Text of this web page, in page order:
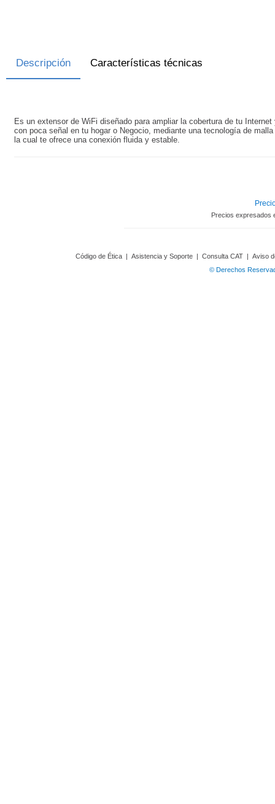
Descripción Características técnicas
Es un extensor de WiFi diseñado para ampliar la cobertura de tu
con poca señal en tu hogar o Negocio, mediante una tecnología de
la cual te ofrece una conexión fluida y estable.
Precios expresados
Código de Ética | Asistencia y Soporte | Consulta CAT | Aviso
© Derechos